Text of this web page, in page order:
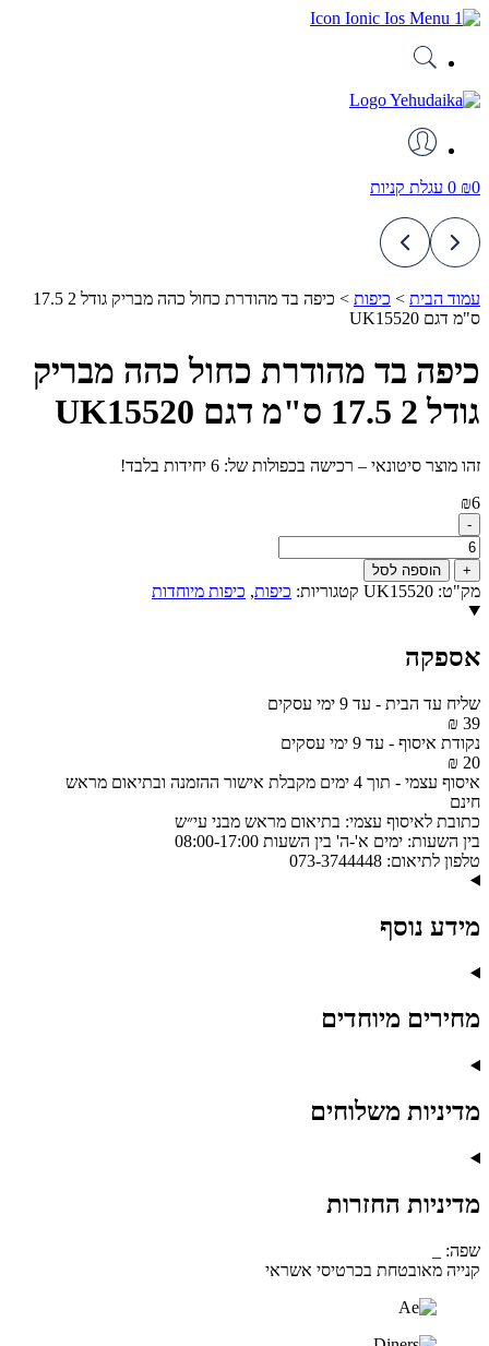
דלג
₪0
0 עגלת קניות
עמוד הבית > כיפות >
כיפה בד מהודרת כחול כהה מבריק גודל 2 17.5
ס"מ דגם UK15520
כיפה בד מהודרת כחול כהה מבריק
גודל 2 17.5 ס"מ דגם UK15520
זהו מוצר סיטונאי – רכישה בכפולות של: 6 יחידות בלבד!
₪6
-
כמות
של
כיפה
בד
כהה
גודל
2
17.5
ס"מ
דגם
UK15520
+ הוספה לסל
מק"ט: UK15520 קטגוריות: כיפות, כיפות מיוחדות
אספקה
שליח עד הבית - עד 9 ימי עסקים
39 ₪
נקודת איסוף - עד 9 ימי עסקים
20 ₪
איסוף עצמי - תוך 4 ימים מקבלת אישור ההזמנה ובתיאום מראש
חינם
כתובת לאיסוף עצמי: בתיאום מראש מבני עי״ש
בין השעות: ימים א'-ה' בין השעות 08:00-17:00
טלפון לתיאום: 073-3744448
מידע נוסף
מחירים מיוחדים
מדיניות משלוחים
מדיניות החזרות
שפה: _
קנייה מאובטחת בכרטיסי אשראי